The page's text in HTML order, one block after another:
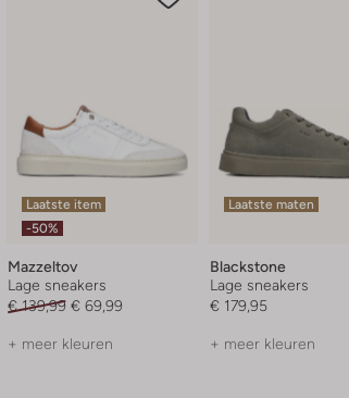
Laatste item
-50%
Mazzeltov
Lage sneakers
€ 139,99 € 69,99
+ meer kleuren
Laatste maten
Blackstone
Lage sneakers
€ 179,95
+ meer kleuren